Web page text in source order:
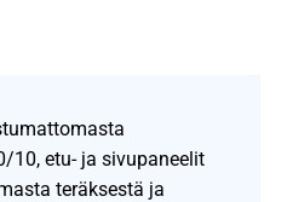
10, etu- ja sivupaneelit
teräksestä ja